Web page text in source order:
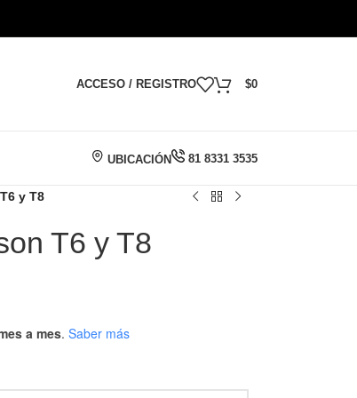
ACCESO / REGISTRO $0
UBICACIÓN 81 8331 3535
y T8
T6 y T8
a mes. Saber más